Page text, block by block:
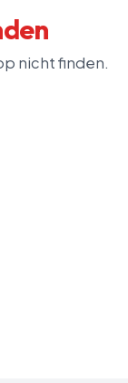
nicht finden.